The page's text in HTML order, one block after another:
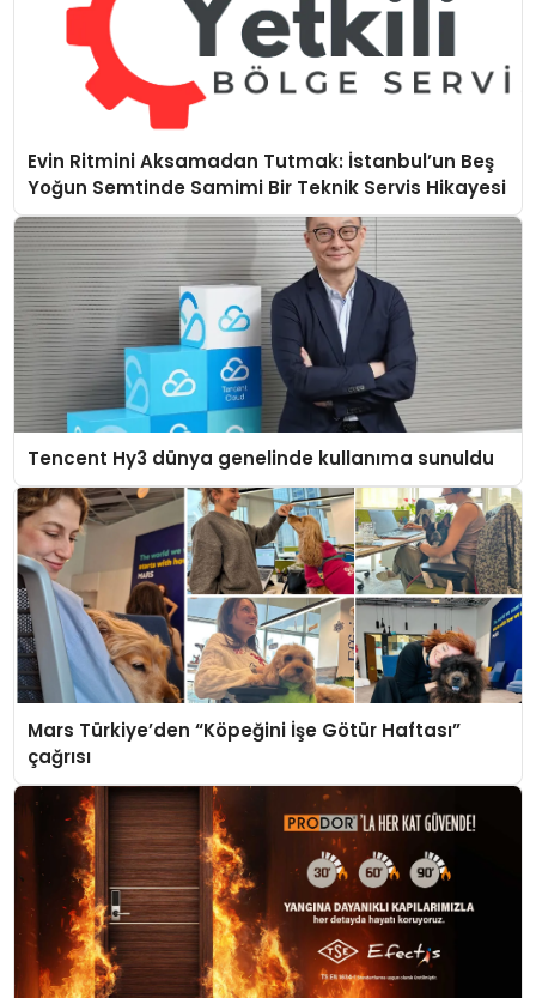
Evin Ritmini Aksamadan Tutmak: İstanbul’un Beş
Yoğun Semtinde Samimi Bir Teknik Servis Hikayesi
Tencent Hy3 dünya genelinde kullanıma sunuldu
Mars Türkiye’den “Köpeğini İşe Götür Haftası”
çağrısı